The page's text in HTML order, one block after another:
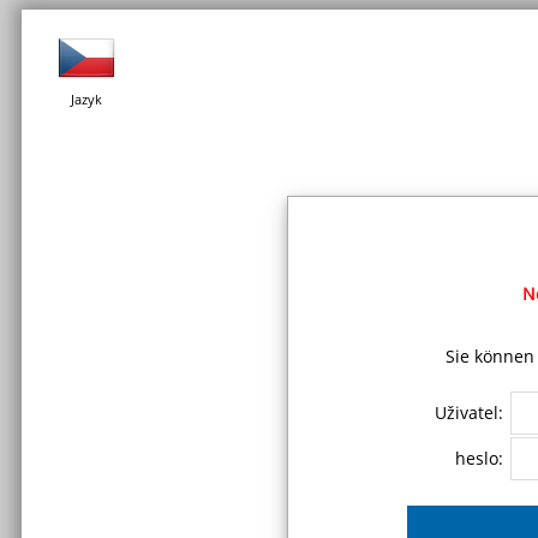
Jazyk
Sie
Uživatel:
heslo: